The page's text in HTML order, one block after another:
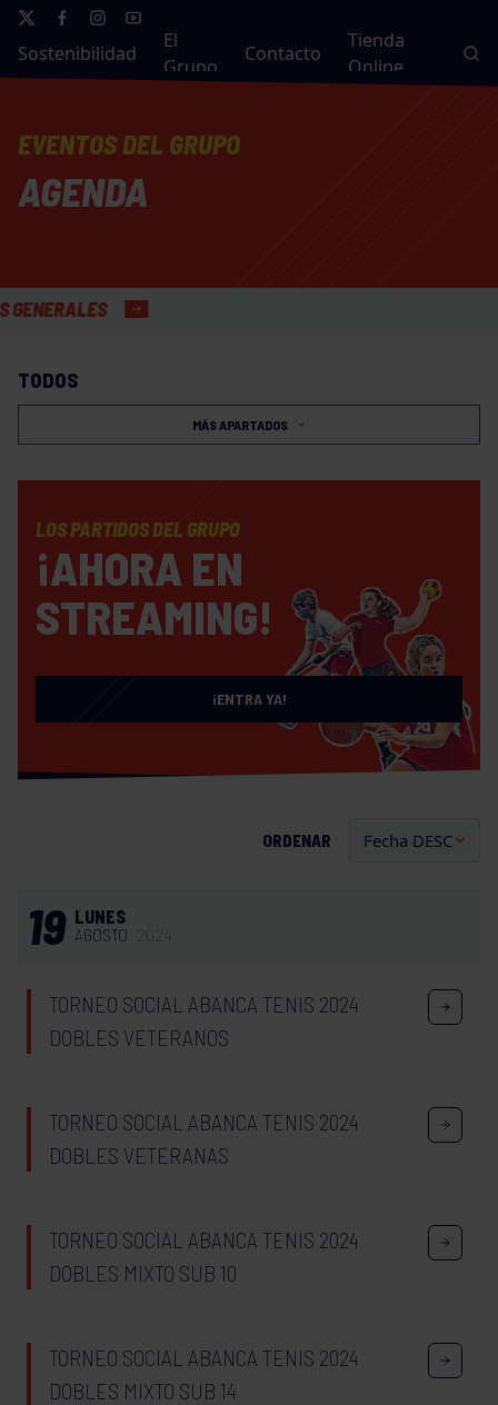
Sostenibilidad
El
Grupo
Contacto
Tienda
Online
EVENTOS DEL GRUPO
AGENDA
TODOS
MÁS APARTADOS
LOS PARTIDOS DEL GRUPO
¡AHORA EN
STREAMING!
¡ENTRA YA!
ORDENAR
19 LUNES
AGOSTO
TORNEO SOCIAL ABANCA TENIS 2024
DOBLES VETERANOS
TORNEO SOCIAL ABANCA TENIS 2024
DOBLES VETERANAS
TORNEO SOCIAL ABANCA TENIS 2024
DOBLES MIXTO SUB 10
TORNEO SOCIAL ABANCA TENIS 2024
DOBLES MIXTO SUB 14